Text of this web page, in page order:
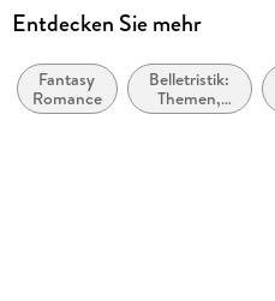
Autor/Autorin
Übersetzung
Michaela Kolodziejcok
Entdecken Sie mehr
Fantasy
Romance
Belletristik:
Themen,
Stoffe,